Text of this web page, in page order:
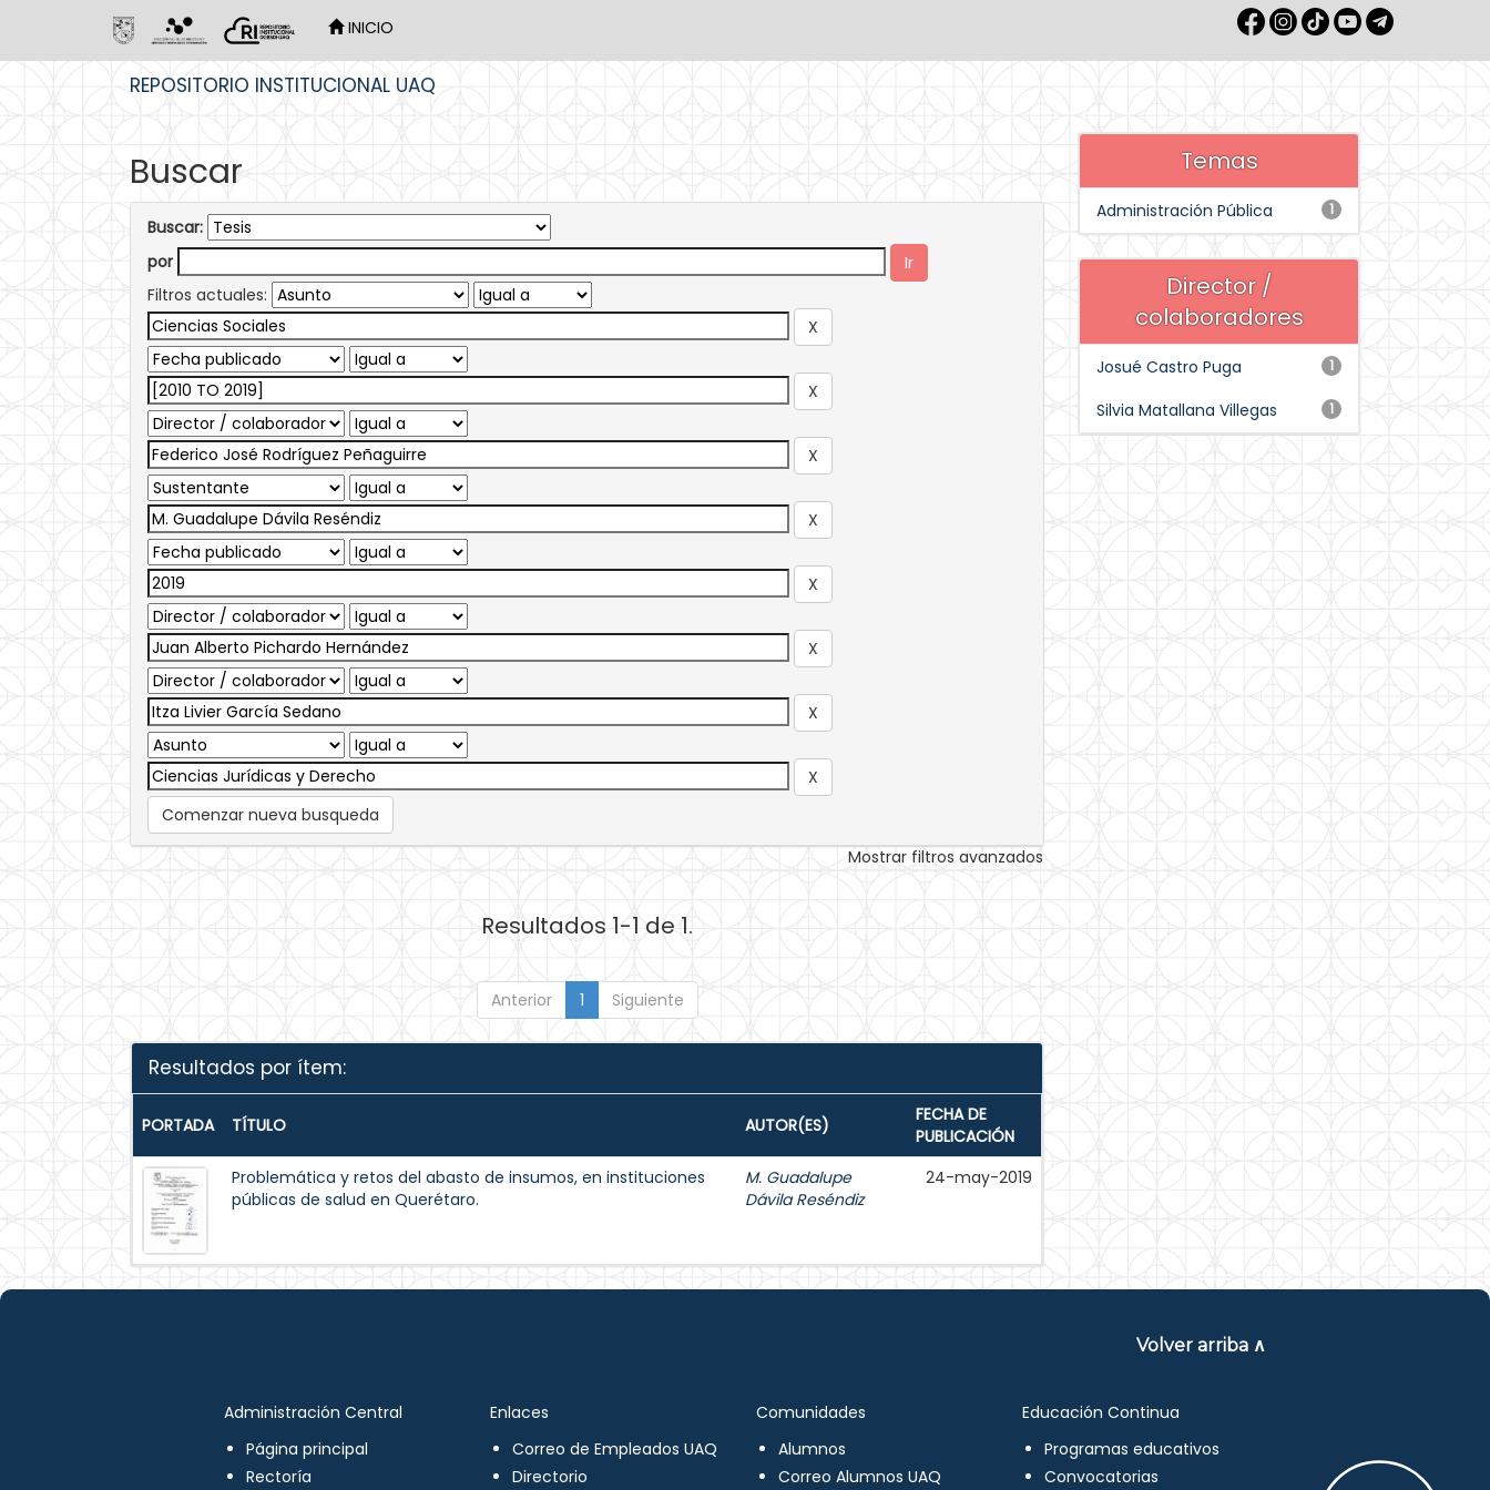
INICIO
REPOSITORIO INSTITUCIONAL UAQ
Buscar
Buscar:
por
Filtros actuales:
Comenzar nueva busqueda
Mostrar filtros avanzados
Resultados 1-1 de 1.
Anterior 1 Siguiente
Resultados por ítem:
PORTADA TÍTULO AUTOR(ES)
FECHA DE
PUBLICACIÓN
Problemática y retos del abasto de insumos, en instituciones
públicas de salud en Querétaro.
M. Guadalupe
Dávila Reséndiz
24-may-2019
Temas
1
Administración Pública
Director /
colaboradores
1
Josué Castro Puga
1
Silvia Matallana Villegas
Volver arriba ∧
Administración Central
Página principal
Rectoría
Enlaces
Correo de Empleados UAQ
Directorio
Comunidades
Alumnos
Correo Alumnos UAQ
Educación Continua
Programas educativos
Convocatorias